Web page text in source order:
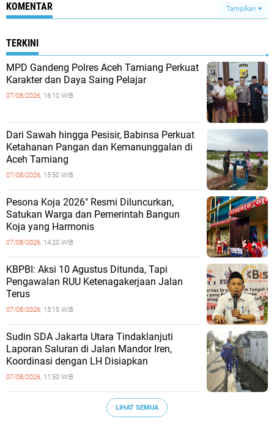
KOMENTAR Tampilkan
TERKINI
MPD Gandeng Polres Aceh Tamiang Perkuat
Karakter dan Daya Saing Pelajar
07/08/2026, 16:10 WIB
Dari Sawah hingga Pesisir, Babinsa Perkuat
Ketahanan Pangan dan Kemanunggalan di
Aceh Tamiang
07/08/2026, 15:50 WIB
Pesona Koja 2026" Resmi Diluncurkan,
Satukan Warga dan Pemerintah Bangun
Koja yang Harmonis
07/08/2026, 14:20 WIB
KBPBI: Aksi 10 Agustus Ditunda, Tapi
Pengawalan RUU Ketenagakerjaan Jalan
Terus
07/08/2026, 13:15 WIB
Sudin SDA Jakarta Utara Tindaklanjuti
Laporan Saluran di Jalan Mandor Iren,
Koordinasi dengan LH Disiapkan
07/08/2026, 11:50 WIB
LIHAT SEMUA